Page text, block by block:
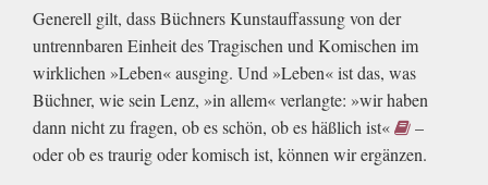
Generell gilt, dass Büchners Kunstauffassung von der
untrennbaren Einheit des Tragischen und Komischen im
wirklichen »Leben« ausging. Und »Leben« ist das, was
Büchner, wie sein Lenz, »in allem« verlangte: »wir haben
dann nicht zu fragen, ob es schön, ob es häßlich ist«
–
oder ob es traurig oder komisch ist, können wir ergänzen.